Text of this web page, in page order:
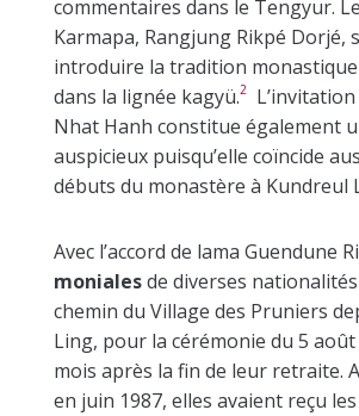
commentaires dans le Tengyur.
Karmapa, Rangjung Rikpé Dorjé,
introduire la tradition monastique
dans la lignée kagyü.2L’invitation
Nhat Hanh constitue également
auspicieux puisqu’elle coïncide
débuts du monastère à Kundreul
Avec l’accord de lama Guendune
monialesde diverses
chemin du Village des Pruniers
Ling, pour la cérémonie du 5 août
mois après la fin de leur retraite.
en juin 1987, elles avaient reçu